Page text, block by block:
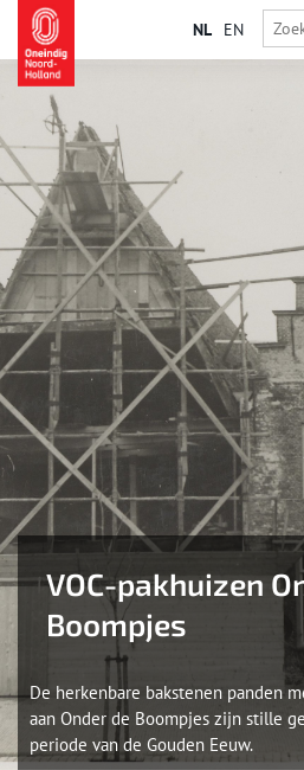
NL EN
VOC-pakhuizen
Boompjes
De herkenbare bakstenen panden
aan Onder de Boompjes zijn stille
periode van de Gouden Eeuw.